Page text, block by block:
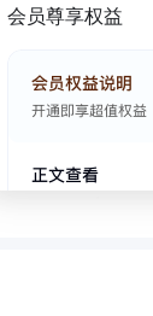
会员尊享权益